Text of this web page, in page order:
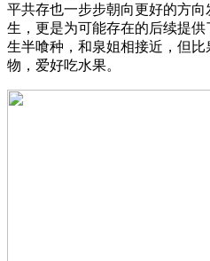
平共存也一步步朝向更好的方
生，更是为可能存在的后续提
生半喰种，和泉姐相接近，但
物，爱好吃水果。